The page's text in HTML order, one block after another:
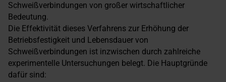
Schweißverbindungen von großer wirtschaftlicher
Bedeutung.
Die Effektivität dieses Verfahrens zur Erhöhung der
Betriebsfestigkeit und Lebensdauer von
Schweißverbindungen ist inzwischen durch zahlreiche
experimentelle Untersuchungen belegt. Die Hauptgründe
dafür sind: